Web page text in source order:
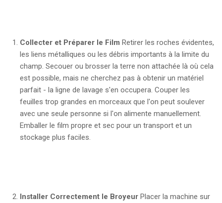
Collecter et Préparer le Film Retirer les roches évidentes,
les liens métalliques ou les débris importants à la limite du
champ. Secouer ou brosser la terre non attachée là où cela
est possible, mais ne cherchez pas à obtenir un matériel
parfait - la ligne de lavage s'en occupera. Couper les
feuilles trop grandes en morceaux que l'on peut soulever
avec une seule personne si l'on alimente manuellement.
Emballer le film propre et sec pour un transport et un
stockage plus faciles.
Installer Correctement le Broyeur Placer la machine sur